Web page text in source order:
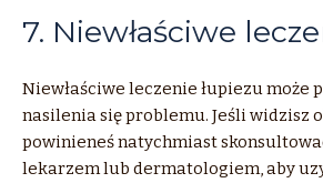
7. Niewłaściwe
Niewłaściwe leczenie łupiezu może
nasilenia się problemu. Jeśli widzisz
powinieneś natychmiast
lekarzem lub dermatologiem, aby